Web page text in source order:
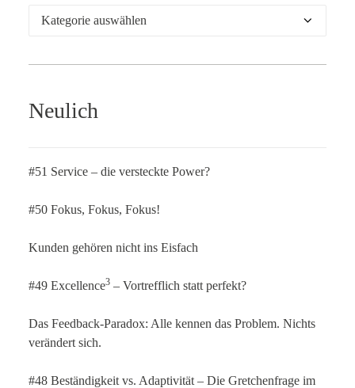
Kategorien
Neulich
#51 Service – die versteckte Power?
#50 Fokus, Fokus, Fokus!
Kunden gehören nicht ins Eisfach
#49 Excellence3 – Vortrefflich statt perfekt?
Das Feedback-Paradox: Alle kennen das Problem. Nichts
verändert sich.
#48 Beständigkeit vs. Adaptivität – Die Gretchenfrage im